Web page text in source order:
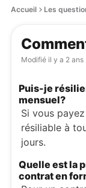
Accueil Les
Modifié il y a 2 ans
Puis-je
mensuel?
Si vous
résiliable à
jours.
Quelle est la
contrat en